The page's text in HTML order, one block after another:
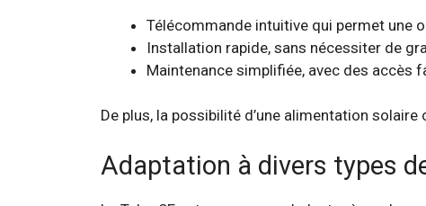
Télécommande intuitive qui permet une
Installation rapide, sans nécessiter de
Maintenance simplifiée, avec des accès
De plus, la possibilité d’une alimentation
Adaptation à divers types